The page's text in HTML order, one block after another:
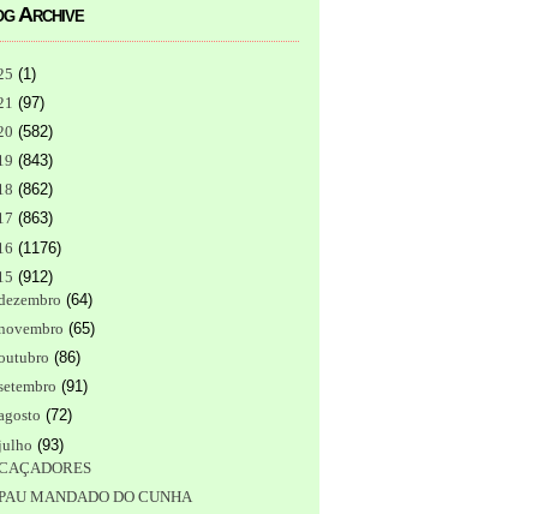
Archive
(1 )
(97)
(582)
(843)
(862)
(863)
(1176)
(912)
(64)
(65)
(86)
(91)
(72)
(93)
MANDADO DO CUNHA